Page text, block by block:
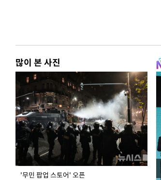
많이 본 사진
'무민 팝업 스토어' 오픈